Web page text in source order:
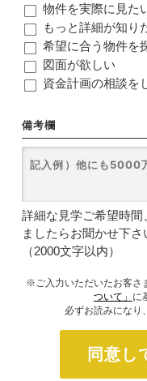
物件を実際に見た
もっと詳細が知り
希望に合う物件を
図面が欲しい
資金計画の相談を
備考欄
詳細な見学ご希望時
ましたらお聞かせ下さ
（2000文字以内）
※ご入力いただいたお客さ
ついて」 に
必ずお読みになり
同意し